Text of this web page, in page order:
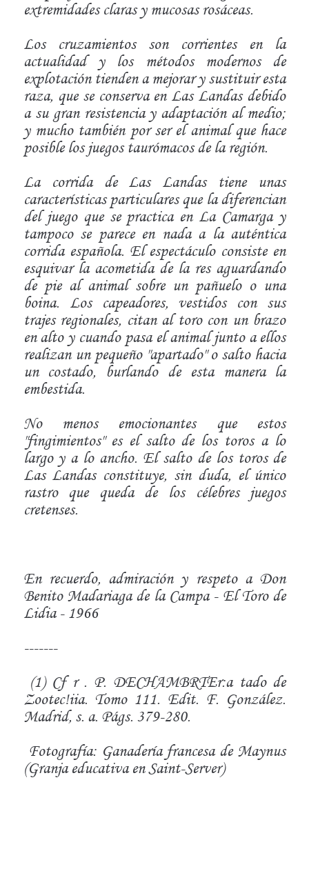
extremidades claras y mucosas rosáceas.
Los cruzamientos son corrientes en la
actualidad y los métodos modernos de
explotación tienden a mejorar y sustituir esta
raza, que se conserva en Las Landas debido
a su gran resistencia y adaptación al medio;
y mucho también por ser el animal que hace
posible los juegos taurómacos de la región.
La corrida de Las Landas tiene unas
características particulares que la diferencian
del juego que se practica en La Camarga y
tampoco se parece en nada a la auténtica
corrida española. El espectáculo consiste en
esquivar la acometida de la res aguardando
de pie al animal sobre un pañuelo o una
boina. Los capeadores, vestidos con sus
trajes regionales, citan al toro con un brazo
en alto y cuando pasa el animal junto a ellos
realizan un pequeño "apartado" o salto hacia
un costado, burlando de esta manera la
embestida.
No menos emocionantes que estos
"fingimientos" es el salto de los toros a lo
largo y a lo ancho. El salto de los toros de
Las Landas constituye, sin duda, el único
rastro que queda de los célebres juegos
cretenses.
En recuerdo, admiración y respeto a Don
Benito Madariaga de la Campa - El Toro de
Lidia - 1966
-------
(1) Cf r . P. DECHAMBRTEr:a tado de
Zootec!iia. Tomo 111. Edit. F. González.
Madrid, s. a. Págs. 379-280.
Fotografía: Ganadería francesa de Maynus
(Granja educativa en Saint-Server)